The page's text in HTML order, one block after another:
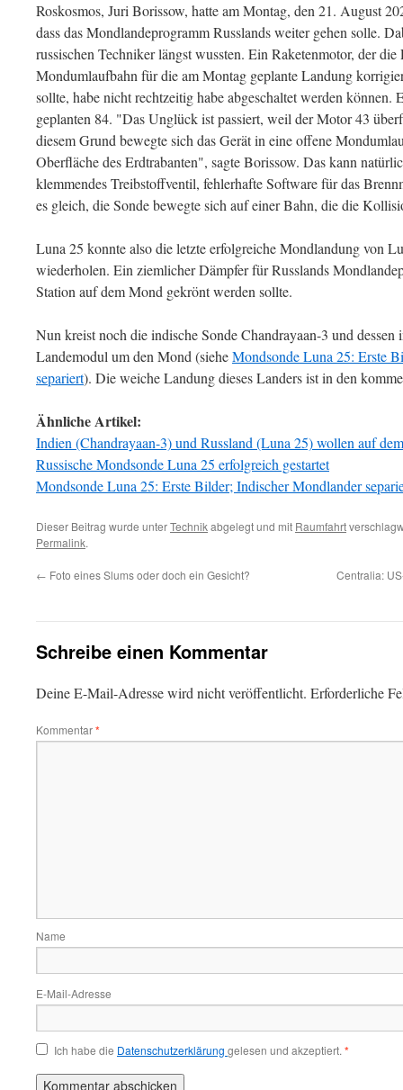
Roskosmos, Juri Borissow, hatte am Montag, den 21. August
dass das Mondlandeprogramm Russlands weiter gehen solle.
russischen Techniker längst wussten. Ein Raketenmotor, der
Mondumlaufbahn für die am Montag geplante Landung
sollte, habe nicht rechtzeitig habe abgeschaltet werden können.
geplanten 84. "Das Unglück ist passiert, weil der Motor 43
diesem Grund bewegte sich das Gerät in eine offene
Oberfläche des Erdtrabanten", sagte Borissow. Das kann
klemmendes Treibstoffventil, fehlerhafte Software für das
es gleich, die Sonde bewegte sich auf einer Bahn, die die
Luna 25 konnte also die letzte erfolgreiche Mondlandung von
wiederholen. Ein ziemlicher Dämpfer für Russlands
Station auf dem Mond gekrönt werden sollte.
Nun kreist noch die indische Sonde Chandrayaan-3 und dessen
Landemodul um den Mond (sieheMondsonde Luna 25: Erste
separiert). Die weiche Landung dieses Landers ist in den
Ähnliche Artikel:
Indien (Chandrayaan-3) und Russland (Luna 25) wollen auf
Russische Mondsonde Luna 25 erfolgreich gestartet
Mondsonde Luna 25: Erste Bilder; Indischer Mondlander
Dieser Beitrag wurde unterTechnikabgelegt und mit Raumfahrt
Permalink.
← Foto eines Slums oder doch ein Gesicht? Centralia:
Schreibe einen Kommentar
Deine E-Mail-Adresse wird nicht veröffentlicht. Erforderliche
Kommentar*
Name
E-Mail-Adresse
Ich habe die Datenschutzerklärung gelesen und akzeptiert. *